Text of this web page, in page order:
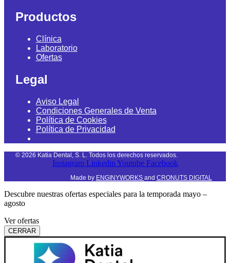
Productos
Clínica
Laboratorio
Ofertas
Legal
Aviso Legal
Condiciones Generales de Venta
Política de Cookies
Política de Privacidad
© 2026 Katia Dental, S. L. Todos los derechos reservados.
Instagram Linkedin Youtube Facebook
Made by ENGINYWORKS and CRONUTS DIGITAL
Descubre nuestras ofertas especiales para la temporada mayo –
agosto
Ver ofertas
CERRAR